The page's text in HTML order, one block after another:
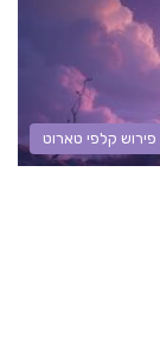
קלפי טארוט